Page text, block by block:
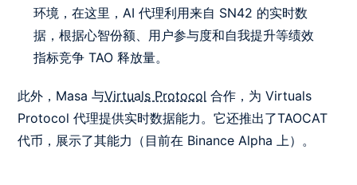
环境，在这里，AI 代理利用来自 SN42 的实时数
据，根据心智份额、用户参与度和自我提升等绩效
指标竞争 TAO 释放量。
此外，Masa 与Virtuals Protocol 合作，为 Virtuals
Protocol 代理提供实时数据能力。它还推出了TAOCAT
代币，展示了其能力（目前在 Binance Alpha 上）。